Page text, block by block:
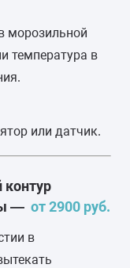
морозильной
температура в
или датчик.
контур
— от 2900 руб.
в